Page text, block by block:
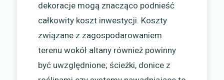
dekoracje mogą znacząco podnieść
całkowity koszt inwestycji. Koszty
związane z zagospodarowaniem
terenu wokół altany również powinny
być uwzględnione; ścieżki, donice z